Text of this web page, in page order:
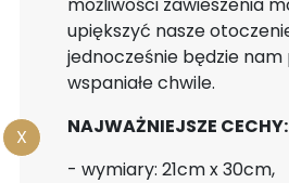
X
upiększyć nasze
jednocześnie będzie
wspaniałe chwile.
NAJWAŻNIEJSZE CECHY:
- wymiary: 21cm x 30cm,